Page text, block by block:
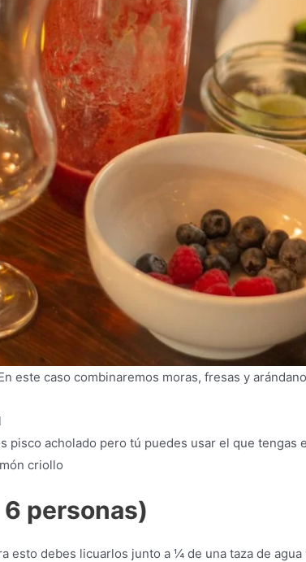
este caso combinaremos moras, fresas y
pisco acholado pero tú puedes usar el que tengas
criollo
6 personas)
esto debes licuarlos junto a ¼ de una taza de